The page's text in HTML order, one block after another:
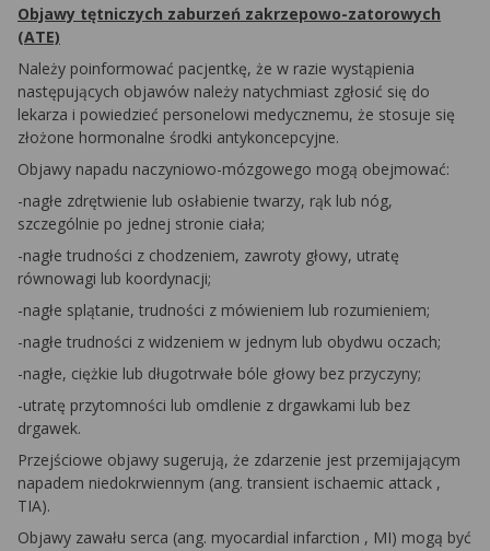
Objawy tętniczych zaburzeń zakrzepowo-zatorowych
(ATE)
Należy poinformować pacjentkę, że w razie wystąpienia
następujących objawów należy natychmiast zgłosić się do
lekarza i powiedzieć personelowi medycznemu, że stosuje się
złożone hormonalne środki antykoncepcyjne.
Objawy napadu naczyniowo-mózgowego mogą obejmować:
-nagłe zdrętwienie lub osłabienie twarzy, rąk lub nóg,
szczególnie po jednej stronie ciała;
-nagłe trudności z chodzeniem, zawroty głowy, utratę
równowagi lub koordynacji;
-nagłe splątanie, trudności z mówieniem lub rozumieniem;
-nagłe trudności z widzeniem w jednym lub obydwu oczach;
-nagłe, ciężkie lub długotrwałe bóle głowy bez przyczyny;
-utratę przytomności lub omdlenie z drgawkami lub bez
drgawek.
Przejściowe objawy sugerują, że zdarzenie jest przemijającym
napadem niedokrwiennym (ang. transient ischaemic attack ,
TIA).
Objawy zawału serca (ang. myocardial infarction , MI) mogą być